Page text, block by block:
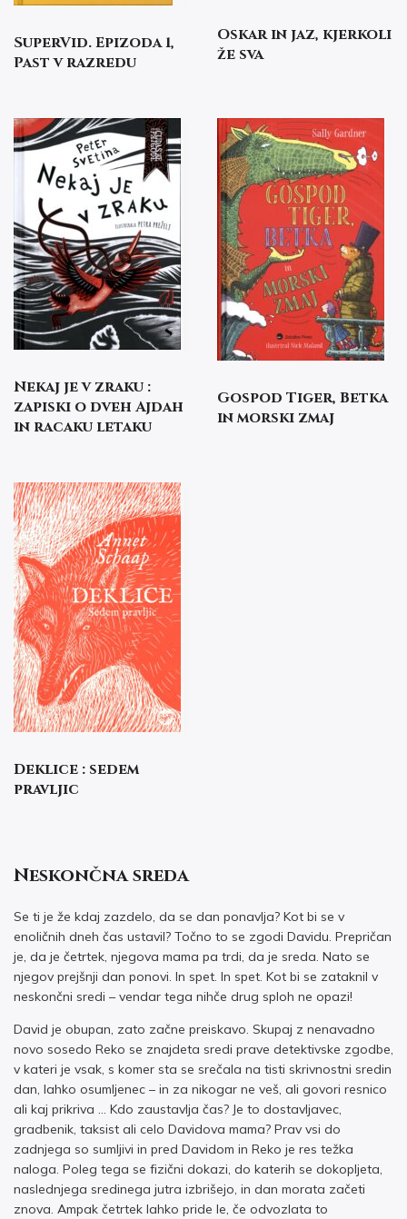
SuperVid. Epizoda 1,
Past v razredu
Oskar in jaz, kjerkoli
že sva
Nekaj je v zraku :
zapiski o dveh Ajdah
in racaku letaku
Gospod Tiger, Betka
in morski zmaj
Deklice : sedem
pravljic
Neskončna sreda
Se ti je že kdaj zazdelo, da se dan ponavlja? Kot bi se v
enoličnih dneh čas ustavil? Točno to se zgodi Davidu. Prepričan
je, da je četrtek, njegova mama pa trdi, da je sreda. Nato se
njegov prejšnji dan ponovi. In spet. In spet. Kot bi se zataknil v
neskončni sredi – vendar tega nihče drug sploh ne opazi!
David je obupan, zato začne preiskavo. Skupaj z nenavadno
novo sosedo Reko se znajdeta sredi prave detektivske zgodbe,
v kateri je vsak, s komer sta se srečala na tisti skrivnostni sredin
dan, lahko osumljenec – in za nikogar ne veš, ali govori resnico
ali kaj prikriva … Kdo zaustavlja čas? Je to dostavljavec,
gradbenik, taksist ali celo Davidova mama? Prav vsi do
zadnjega so sumljivi in pred Davidom in Reko je res težka
naloga. Poleg tega se fizični dokazi, do katerih se dokopljeta,
naslednjega sredinega jutra izbrišejo, in dan morata začeti
znova. Ampak četrtek lahko pride le, če odvozlata to